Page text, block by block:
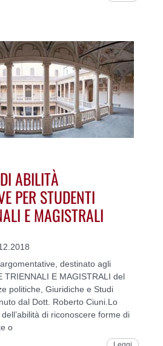
ABILITÀ
PER STUDENTI
E MAGISTRALI
destinato agli
TRIENNALI E MAGISTRALI del
politiche, Giuridiche e Studi
dal Dott. Roberto Ciuni.Lo
di riconoscere forme di
o